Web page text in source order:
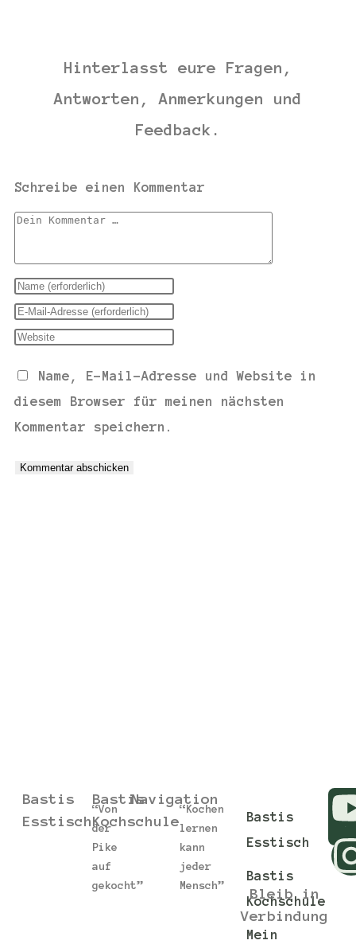
Hinterlasst eure Fragen,
Antworten, Anmerkungen und
Feedback.
Schreibe einen Kommentar
Name, E-Mail-Adresse und Website in
diesem Browser für meinen nächsten
Kommentar speichern.
Bastis
Esstisch
“Von
der
Pike
auf
gekocht”
Bastis
Kochschule
“Kochen
lernen
kann
jeder
Mensch”
Navigation
Bastis
Esstisch
Bastis
Kochschule
Mein
Bleib in
Verbindung